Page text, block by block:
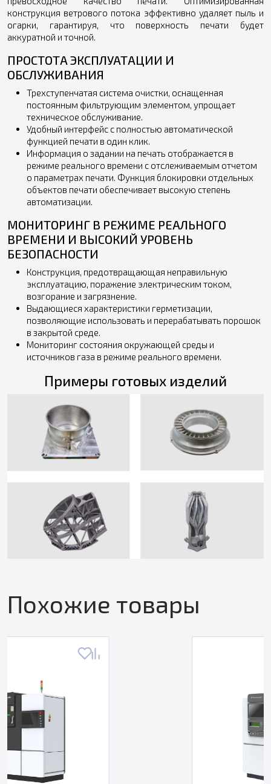
конструкция ветрового потока эффективно удаляет пыль и
огарки, гарантируя, что поверхность печати будет
аккуратной и точной.
ПРОСТОТА ЭКСПЛУАТАЦИИ И
ОБСЛУЖИВАНИЯ
Трехступенчатая система очистки, оснащенная
постоянным фильтрующим элементом, упрощает
техническое обслуживание.
Удобный интерфейс с полностью автоматической
функцией печати в один клик.
Информация о задании на печать отображается в
режиме реального времени с отслеживаемым отчетом
о параметрах печати. Функция блокировки отдельных
объектов печати обеспечивает высокую степень
автоматизации.
МОНИТОРИНГ В РЕЖИМЕ РЕАЛЬНОГО
ВРЕМЕНИ И ВЫСОКИЙ УРОВЕНЬ
БЕЗОПАСНОСТИ
Конструкция, предотвращающая неправильную
эксплуатацию, поражение электрическим током,
возгорание и загрязнение.
Выдающиеся характеристики герметизации,
позволяющие использовать и перерабатывать порошок
в закрытой среде.
Мониторинг состояния окружающей среды и
источников газа в режиме реального времени.
Примеры готовых изделий
Похожие товары